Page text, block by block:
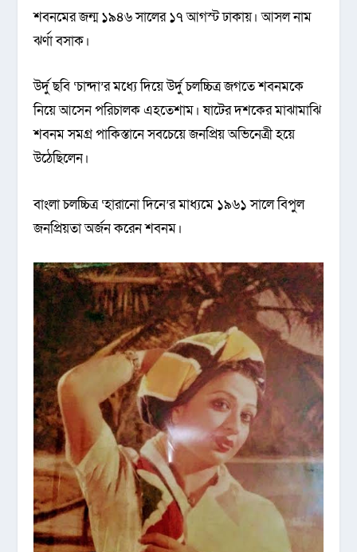
শবনমের জন্ম ১৯৪৬ সালের ১৭ আগস্ট ঢাকায়। আসল নাম
ঝর্ণা বসাক।
উর্দু ছবি ‘চান্দা’র মধ্যে দিয়ে উর্দু চলচ্চিত্র জগতে শবনমকে
নিয়ে আসেন পরিচালক এহতেশাম। ষাটের দশকের মাঝামাঝি
শবনম সমগ্র পাকিস্তানে সবচেয়ে জনপ্রিয় অভিনেত্রী হয়ে
উঠেছিলেন।
বাংলা চলচ্চিত্র ‘হারানো দিনে’র মাধ্যমে ১৯৬১ সালে বিপুল
জনপ্রিয়তা অর্জন করেন শবনম।